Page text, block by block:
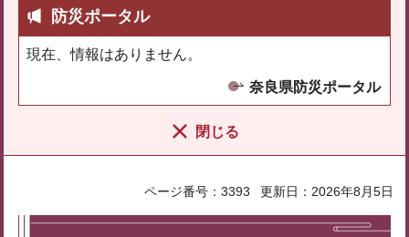
防災ポータル
現在、情報はありません。
奈良県防災ポータル
閉じる
ページ番号：3393 更新日：2026年8月5日